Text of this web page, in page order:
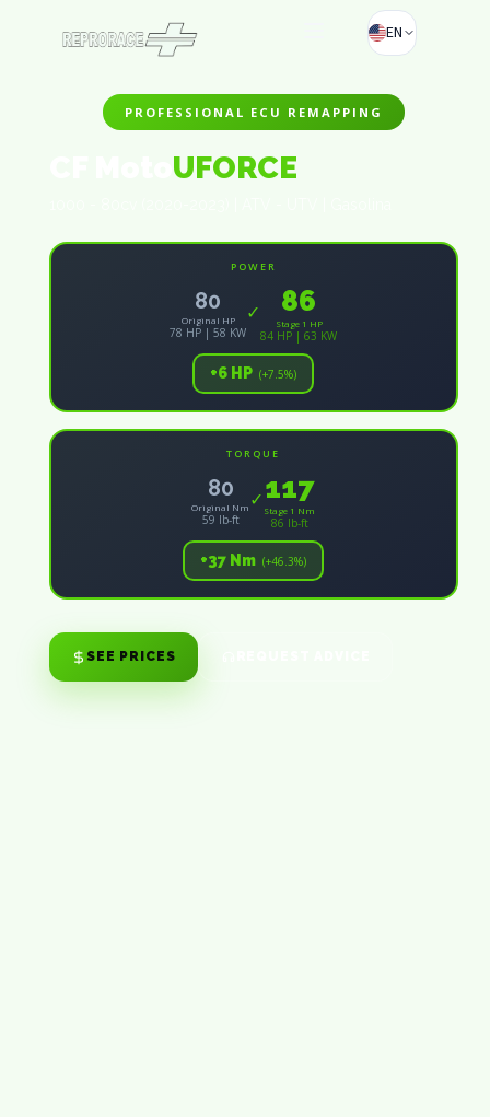
EN
PROFESSIONAL ECU REMAPPING
UFORCE
POWER
80
Original HP
78 HP | 58 KW
✓ 86
Stage 1 HP
84 HP | 63 KW
+6 HP (+7.5%)
TORQUE
80
Original Nm
59 lb-ft
✓ 117
Stage 1 Nm
86 lb-ft
+37 Nm (+46.3%)
SEE PRICES